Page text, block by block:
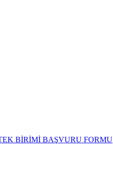
BİRİMİ BAŞVURU FORMU